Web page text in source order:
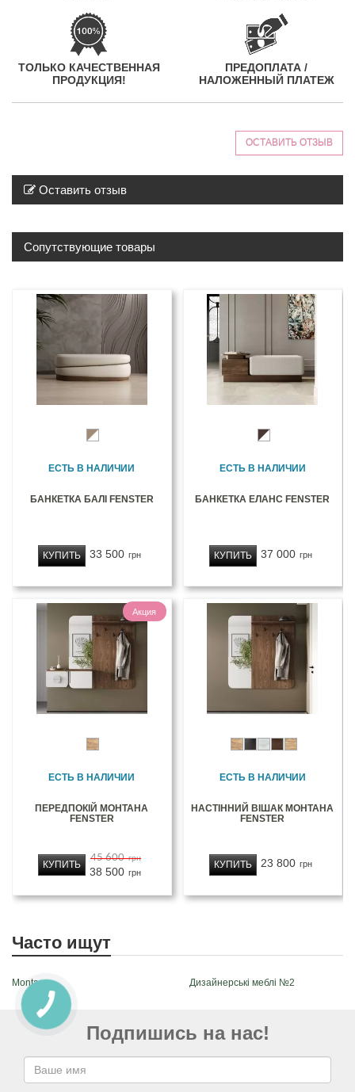
ТОЛЬКО КАЧЕСТВЕННАЯ
ПРОДУКЦИЯ!
ПРЕДОПЛАТА /
НАЛОЖЕННЫЙ ПЛАТЕЖ
ОСТАВИТЬ ОТЗЫВ
Оставить отзыв
Сопутствующие товары
ЕСТЬ В НАЛИЧИИ
БАНКЕТКА БАЛІ FENSTER
33 500 грн
КУПИТЬ
ЕСТЬ В НАЛИЧИИ
БАНКЕТКА ЕЛАНС FENSTER
37 000 грн
КУПИТЬ
Акция
ЕСТЬ В НАЛИЧИИ
ПЕРЕДПОКІЙ МОНТАНА
FENSTER
45 600 грн
38 500 грн
КУПИТЬ
ЕСТЬ В НАЛИЧИИ
НАСТІННИЙ ВІШАК МОНТАНА
FENSTER
23 800 грн
КУПИТЬ
Часто ищут
Montana Дизайнерські меблі №2
Подпишись на нас!